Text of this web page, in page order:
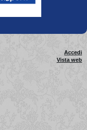
Accedi
Vista web